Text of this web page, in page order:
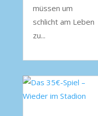
müssen um
schlicht am Leben
zu...